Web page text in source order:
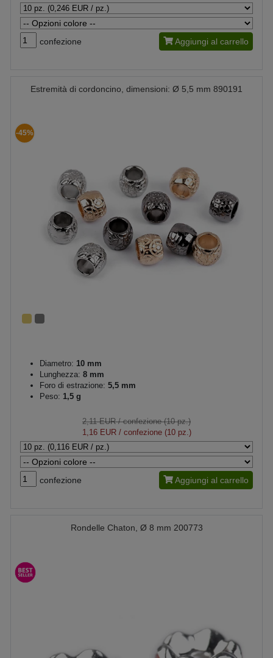
confezione Aggiungi al carrello
Estremità di cordoncino, dimensioni: Ø 5,5 mm 890191
-45%
Diametro: 10 mm
Lunghezza: 8 mm
Foro di estrazione: 5,5 mm
Peso: 1,5 g
2,11 EUR/ confezione (10 pz.)
1,16 EUR/ confezione (10 pz.)
confezione Aggiungi al carrello
Rondelle Chaton, Ø 8 mm 200773